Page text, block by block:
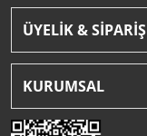
ÜYELİK & SİPARİŞ
KURUMSAL